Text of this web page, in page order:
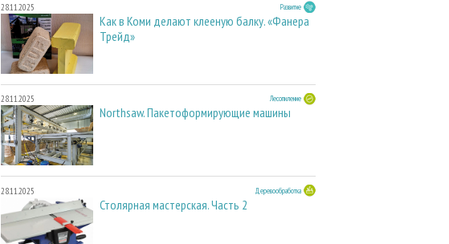
28.11.2025 Развитие
Как в Коми делают клееную балку. «Фанера
Трейд»
28.11.2025 Лесопиление
Northsaw. Пакетоформирующие машины
28.11.2025 Деревообработка
Столярная мастерская. Часть 2